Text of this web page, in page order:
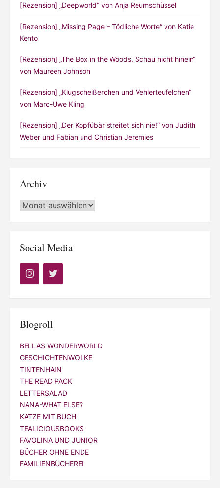
[Rezension] „Deepworld“ von Anja Reumschüssel
[Rezension] „Missing Page – Tödliche Worte“ von Katie
Kento
[Rezension] „The Box in the Woods. Schau nicht hinein“
von Maureen Johnson
[Rezension] „Klugscheißerchen und Vehlerteufelchen“
von Marc-Uwe Kling
[Rezension] „Der Kopfübär streitet sich nie!“ von Judith
Weber und Fabian und Christian Jeremies
Archiv
Archiv
Social Media
Blogroll
BELLAS WONDERWORLD
GESCHICHTENWOLKE
TINTENHAIN
THE READ PACK
LETTERSALAD
NANA-WHAT ELSE?
KATZE MIT BUCH
TEALICIOUSBOOKS
FAVOLINA UND JUNIOR
BÜCHER OHNE ENDE
FAMILIENBÜCHEREI